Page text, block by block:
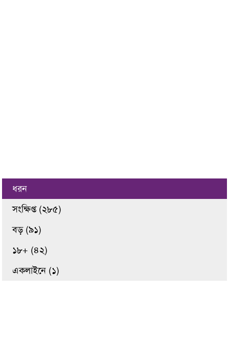
ধরন
সংক্ষিপ্ত (২৮৫)
বড় (৯১)
১৮+ (৪২)
একলাইনে (১)